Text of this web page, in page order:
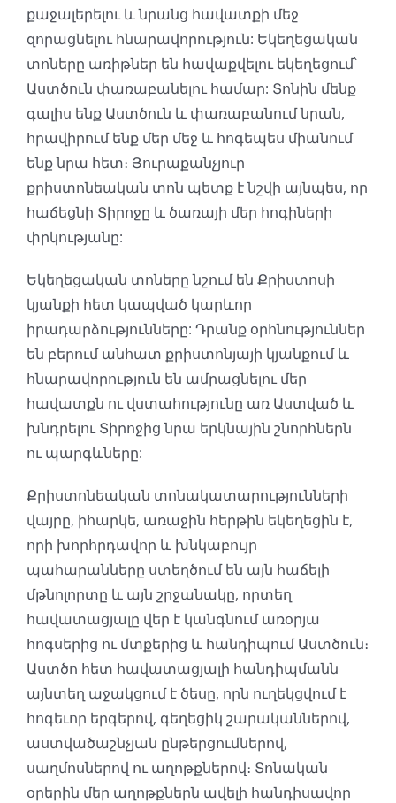
քաջալերելու և նրանց հավատքի մեջ
զորացնելու հնարավորություն: Եկեղեցական
տոները առիթներ են հավաքվելու եկեղեցում՝
Աստծուն փառաբանելու համար: Տոնին մենք
գալիս ենք Աստծուն և փառաբանում նրան,
հրավիրում ենք մեր մեջ և հոգեպես միանում
ենք նրա հետ։ Յուրաքանչյուր
քրիստոնեական տոն պետք է նշվի այնպես, որ
հաճեցնի Տիրոջը և ծառայի մեր հոգիների
փրկությանը:
Եկեղեցական տոները նշում են Քրիստոսի
կյանքի հետ կապված կարևոր
իրադարձությունները: Դրանք օրհնություններ
են բերում անհատ քրիստոնյայի կյանքում և
հնարավորություն են ամրացնելու մեր
հավատքն ու վստահությունը առ Աստված և
խնդրելու Տիրոջից նրա երկնային շնորհներն
ու պարգևները:
Քրիստոնեական տոնակատարությունների
վայրը, իհարկե, առաջին հերթին եկեղեցին է,
որի խորհրդավոր և խնկաբույր
պահարանները ստեղծում են այն հաճելի
մթնոլորտը և այն շրջանակը, որտեղ
հավատացյալը վեր է կանգնում առօրյա
հոգսերից ու մտքերից և հանդիպում Աստծուն։
Աստծո հետ հավատացյալի հանդիպմանն
այնտեղ աջակցում է ծեսը, որն ուղեկցվում է
հոգեւոր երգերով, գեղեցիկ շարականներով,
աստվածաշնչյան ընթերցումներով,
սաղմոսներով ու աղոթքներով։ Տոնական
օրերին մեր աղոթքներն ավելի հանդիսավոր